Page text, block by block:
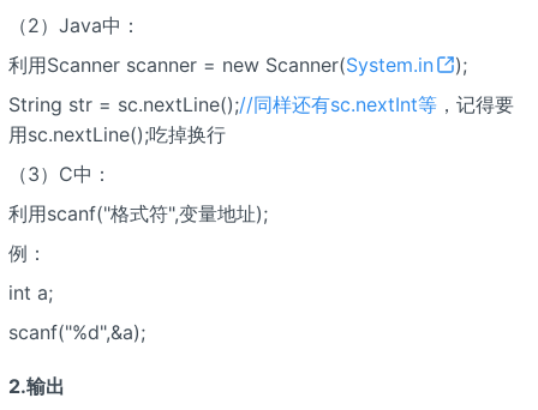
（2）Java中：
利用Scanner scanner = new Scanner(System.in
);
String str = sc.nextLine();//同样还有sc.nextInt等，记得要
用sc.nextLine();吃掉换行
（3）C中：
利用scanf("格式符",变量地址);
例：
int a;
scanf("%d",&a);
2.输出